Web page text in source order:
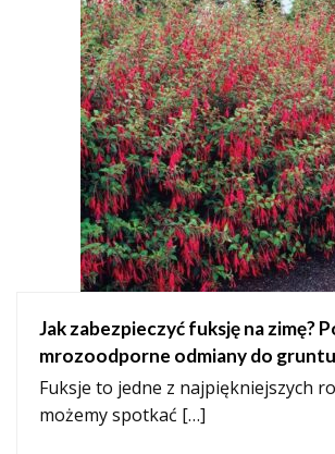
Jak zabezpieczyć fuksję na zimę?
mrozoodporne odmiany do gruntu
Fuksje to jedne z najpiękniejszych
możemy spotkać […]